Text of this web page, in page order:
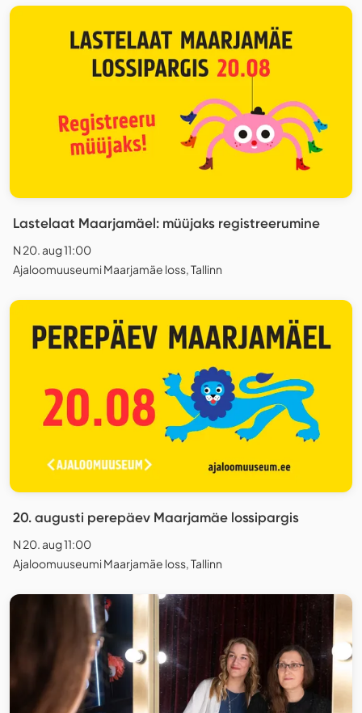
Lastelaat Maarjamäel: müüjaks registreerumine
N 20. aug 11:00
Ajaloomuuseumi Maarjamäe loss, Tallinn
20. augusti perepäev Maarjamäe lossipargis
N 20. aug 11:00
Ajaloomuuseumi Maarjamäe loss, Tallinn